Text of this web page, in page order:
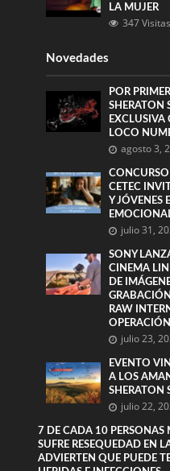
LA MUJER
347 Visitas
Novedades
POR
SHERATON
EXCLUSIVA
LOCO
agosto 3,
CETEC
Y JÓVENES
julio 31,
SONY
CINEMA
DE
RAW
julio 23,
EVENTO
A LOS
SHERATON
julio 22,
7 DE CADA 10 PERSONAS
SUFRE RESEQUEDAD EN
ADVIERTEN QUE PUEDE